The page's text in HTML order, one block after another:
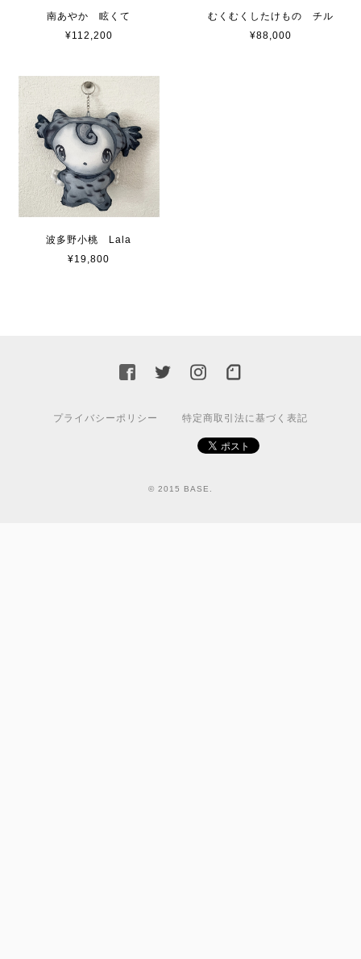
南あやか 眩くて
¥112,200
むくむくしたけもの チル
¥88,000
波多野小桃 Lala
¥19,800
プライバシーポリシー 特定商取引法に基づく表記
© 2015 BASE.